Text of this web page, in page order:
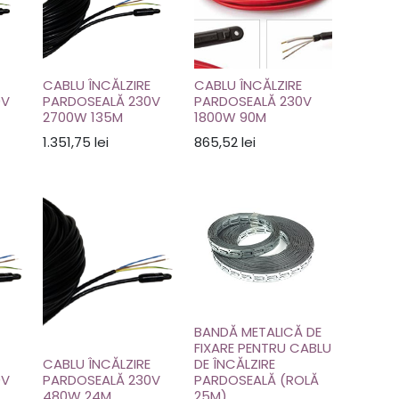
CABLU ÎNCĂLZIRE
PARDOSEALĂ 230V
2700W 135M
1.351,75 lei
CABLU ÎNCĂLZIRE
PARDOSEALĂ 230V
1800W 90M
865,52lei
CABLU ÎNCĂLZIRE
PARDOSEALĂ 230V
BANDĂ METALICĂ DE
FIXARE PENTRU CABLU
DE ÎNCĂLZIRE
PARDOSEALĂ (ROLĂ